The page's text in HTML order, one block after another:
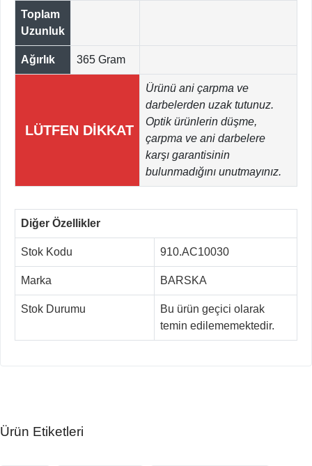
Toplam
Uzunluk
Ağırlık 365 Gram
LÜTFEN DİKKAT
Ürünü ani çarpma ve
darbelerden uzak tutunuz.
Optik ürünlerin düşme,
çarpma ve ani darbelere
karşı garantisinin
bulunmadığını unutmayınız.
Diğer Özellikler
Stok Kodu 910.AC10030
Marka BARSKA
Stok Durumu
Bu ürün geçici olarak
temin edilememektedir.
Ürün Etiketleri